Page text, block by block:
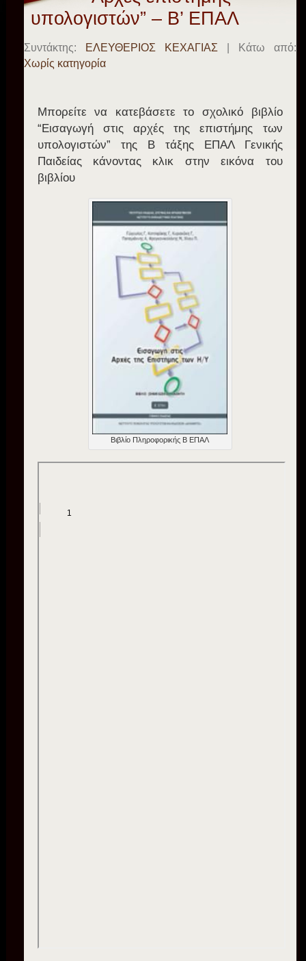
υπολογιστών” – Β’ ΕΠΑΛ
Συντάκτης: ΕΛΕΥΘΕΡΙΟΣ ΚΕΧΑΓΙΑΣ | Κάτω από:
Χωρίς κατηγορία
Μπορείτε να κατεβάσετε το σχολικό βιβλίο
“Εισαγωγή στις αρχές της επιστήμης των
υπολογιστών” της Β τάξης ΕΠΑΛ Γενικής
Παιδείας κάνοντας κλικ στην εικόνα του
βιβλίου
Βιβλίο Πληροφορικής Β ΕΠΑΛ